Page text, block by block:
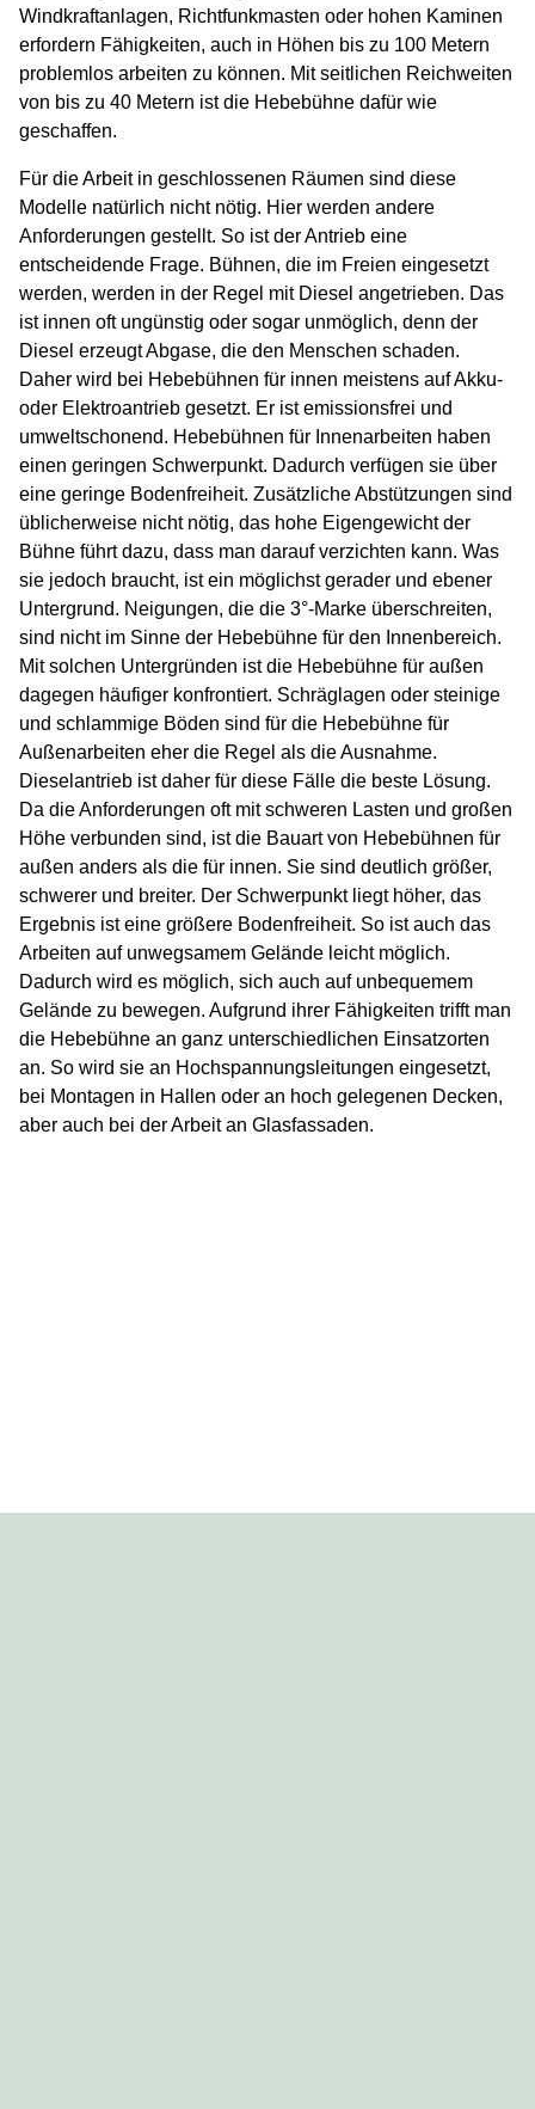
Windkraftanlagen, Richtfunkmasten oder hohen Kaminen
erfordern Fähigkeiten, auch in Höhen bis zu 100 Metern
problemlos arbeiten zu können. Mit seitlichen Reichweiten
von bis zu 40 Metern ist die Hebebühne dafür wie
geschaffen.
Für die Arbeit in geschlossenen Räumen sind diese
Modelle natürlich nicht nötig. Hier werden andere
Anforderungen gestellt. So ist der Antrieb eine
entscheidende Frage. Bühnen, die im Freien eingesetzt
werden, werden in der Regel mit Diesel angetrieben. Das
ist innen oft ungünstig oder sogar unmöglich, denn der
Diesel erzeugt Abgase, die den Menschen schaden.
Daher wird bei Hebebühnen für innen meistens auf Akku-
oder Elektroantrieb gesetzt. Er ist emissionsfrei und
umweltschonend. Hebebühnen für Innenarbeiten haben
einen geringen Schwerpunkt. Dadurch verfügen sie über
eine geringe Bodenfreiheit. Zusätzliche Abstützungen sind
üblicherweise nicht nötig, das hohe Eigengewicht der
Bühne führt dazu, dass man darauf verzichten kann. Was
sie jedoch braucht, ist ein möglichst gerader und ebener
Untergrund. Neigungen, die die 3°-Marke überschreiten,
sind nicht im Sinne der Hebebühne für den Innenbereich.
Mit solchen Untergründen ist die Hebebühne für außen
dagegen häufiger konfrontiert. Schräglagen oder steinige
und schlammige Böden sind für die Hebebühne für
Außenarbeiten eher die Regel als die Ausnahme.
Dieselantrieb ist daher für diese Fälle die beste Lösung.
Da die Anforderungen oft mit schweren Lasten und großen
Höhe verbunden sind, ist die Bauart von Hebebühnen für
außen anders als die für innen. Sie sind deutlich größer,
schwerer und breiter. Der Schwerpunkt liegt höher, das
Ergebnis ist eine größere Bodenfreiheit. So ist auch das
Arbeiten auf unwegsamem Gelände leicht möglich.
Dadurch wird es möglich, sich auch auf unbequemem
Gelände zu bewegen. Aufgrund ihrer Fähigkeiten trifft man
die Hebebühne an ganz unterschiedlichen Einsatzorten
an. So wird sie an Hochspannungsleitungen eingesetzt,
bei Montagen in Hallen oder an hoch gelegenen Decken,
aber auch bei der Arbeit an Glasfassaden.